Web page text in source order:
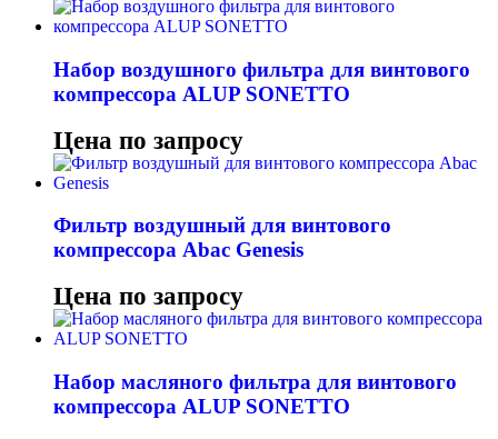
Набор воздушного фильтра для винтового
компрессора ALUP SONETTO
Цена по запросу
Фильтр воздушный для винтового
компрессора Abac Genesis
Цена по запросу
Набор масляного фильтра для винтового
компрессора ALUP SONETTO